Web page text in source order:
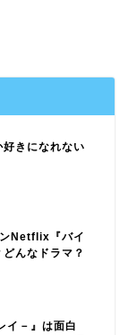
きになれない
Netflix『バイ
んなドラマ？
イ－』は面白